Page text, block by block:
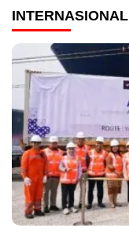
INTERNASIONAL